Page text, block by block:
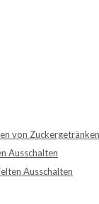
von Zuckergetränken
Ausschalten
Ausschalten